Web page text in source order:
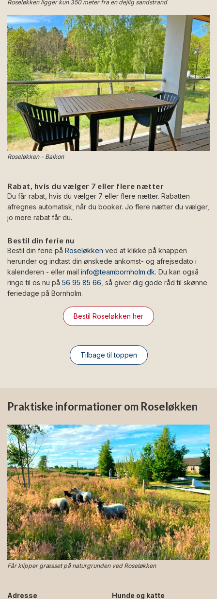
Roseløkken ligger kun 350 meter fra en dejlig sandstrand
Roseløkken - Balkon
Rabat, hvis du vælger 7 eller flere nætter
Du får rabat, hvis du vælger 7 eller flere nætter. Rabatten
afregnes automatisk, når du booker. Jo flere nætter du vælger,
jo mere rabat får du.
Bestil din ferie nu
Bestil din ferie på Roseløkken ved at klikke på knappen
herunder og indtast din ønskede ankomst- og afrejsedato i
kalenderen - eller mail info@teambornholm.dk. Du kan også
ringe til os nu på 56 95 85 66 , så giver dig gode råd til skønne
feriedage på Bornholm.
Bestil Roseløkken her
Tilbage til toppen
Praktiske informationer om Roseløkken
Får klipper græsset på naturgrunden ved Roseløkken
Adresse Hunde og katte